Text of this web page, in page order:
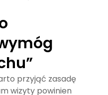
przyjąć zasadę
wizyty powinien